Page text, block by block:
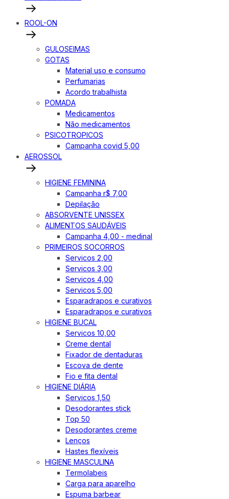
ROOL-ON
GULOSEIMAS
GOTAS
Material uso e consumo
Perfumarias
Acordo trabalhista
POMADA
Medicamentos
Não medicamentos
PSICOTROPICOS
Campanha covid 5,00
AEROSSOL
HIGIENE FEMININA
Campanha r$ 7,00
Depilação
ABSORVENTE UNISSEX
ALIMENTOS SAUDÁVEIS
Campanha 4,00 - medinal
PRIMEIROS SOCORROS
Servicos 2,00
Servicos 3,00
Servicos 4,00
Servicos 5,00
Esparadrapos e curativos
Esparadrapos e curativos
HIGIENE BUCAL
Servicos 10,00
Creme dental
Fixador de dentaduras
Escova de dente
Fio e fita dental
HIGIENE DIÁRIA
Servicos 1,50
Desodorantes stick
Top 50
Desodorantes creme
Lenços
Hastes flexíveis
HIGIENE MASCULINA
Termolabeis
Carga para aparelho
Espuma barbear